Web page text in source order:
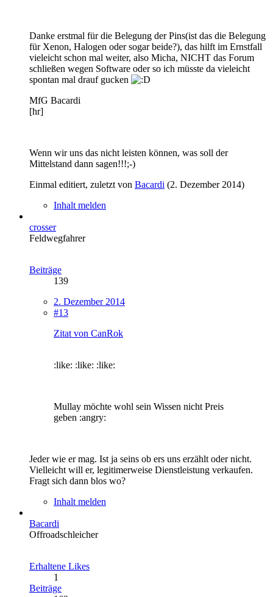
Danke erstmal für die Belegung der Pins(ist das die Belegung
für Xenon, Halogen oder sogar beide?), das hilft im Ernstfall
vieleicht schon mal weiter, also Micha, NICHT das Forum
schließen wegen Software oder so ich müsste da vieleicht
spontan mal drauf gucken
MfG Bacardi
[hr]
Wenn wir uns das nicht leisten können, was soll der
Mittelstand dann sagen!!!;-)
Einmal editiert, zuletzt von Bacardi (2. Dezember 2014)
Inhalt melden
crosser
Feldwegfahrer
Beiträge
139
2. Dezember 2014
#13
Zitat von CanRok
:like: :like: :like:
Mullay möchte wohl sein Wissen nicht Preis
geben :angry:
Jeder wie er mag. Ist ja seins ob ers uns erzählt oder nicht.
Vielleicht will er, legitimerweise Dienstleistung verkaufen.
Fragt sich dann blos wo?
Inhalt melden
Bacardi
Offroadschleicher
Erhaltene Likes
1
Beiträge